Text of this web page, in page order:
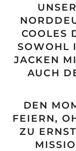
COOLES
SOWOHL
JACKEN
AUCH
DEN
FEIERN,
ZU